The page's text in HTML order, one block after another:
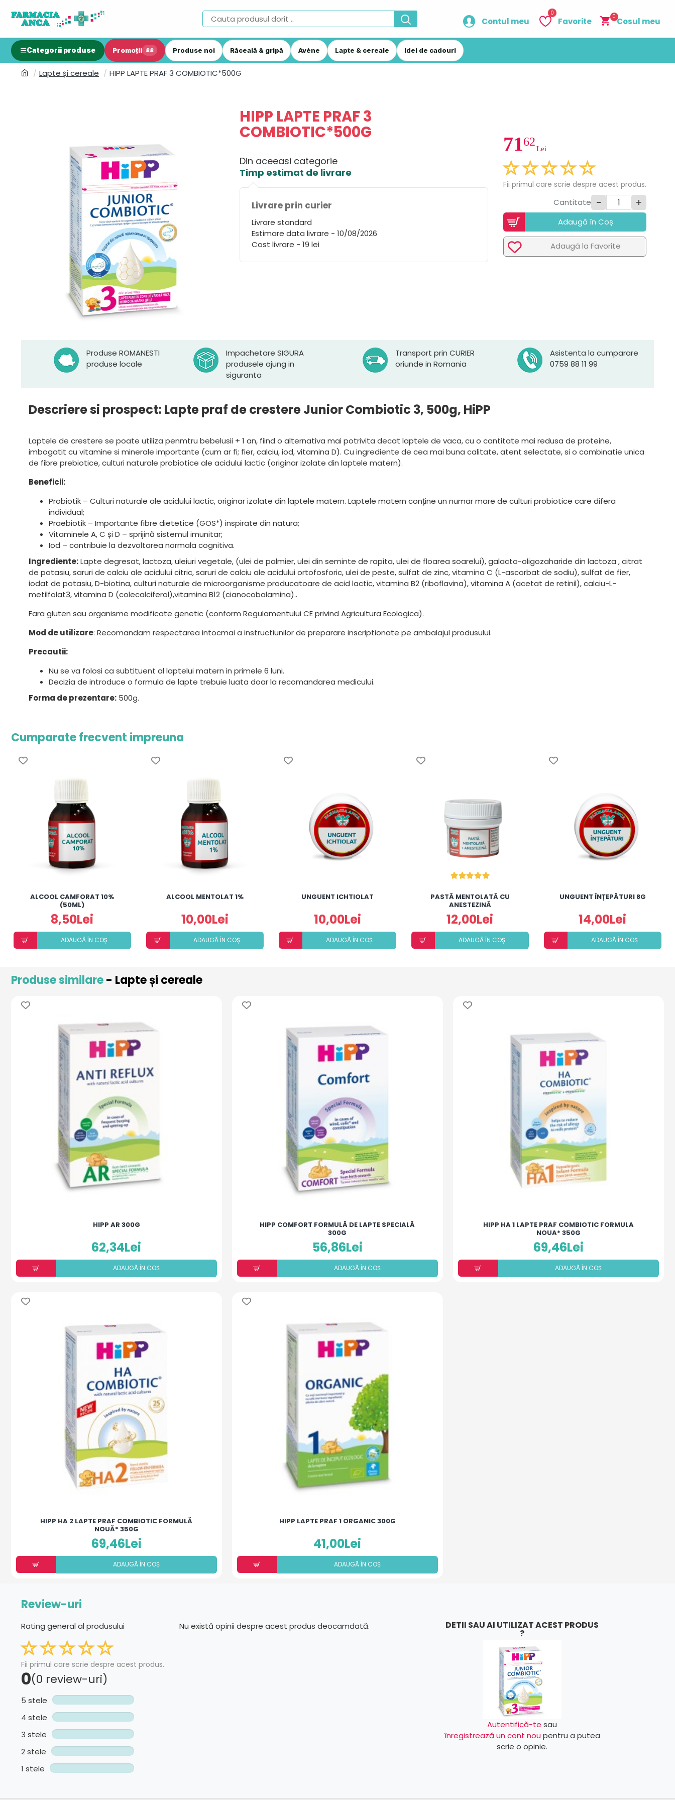
Contul meu Favorite
0
Cosul meu
0
Categorii produse Promoții 88 Produse noi Răceală & gripă Avène Lapte & cereale Idei de cadouri
Lapte și cereale HIPP LAPTE PRAF 3 COMBIOTIC*500G
HIPP LAPTE PRAF 3
COMBIOTIC*500G
Din aceeasi categorie
Timp estimat de livrare
Livrare prin curier
Livrare standard
Estimare data livrare - 10/08/2026
Cost livrare - 19 lei
7162
Lei
Fii primul care scrie despre acest produs.
Cantitate - +
Adaugã în Coș
Adaugã la Favorite
Produse ROMANESTI
produse locale
Impachetare SIGURA
produsele ajung in
siguranta
Transport prin CURIER
oriunde in Romania
Asistenta la cumparare
0759 88 11 99
Descriere si prospect: Lapte praf de crestere Junior Combiotic 3, 500g, HiPP
Laptele de crestere se poate utiliza penmtru bebelusii + 1 an, fiind o alternativa mai potrivita decat laptele de vaca, cu o cantitate mai redusa de proteine,
imbogatit cu vitamine si minerale importante (cum ar fi; fier, calciu, iod, vitamina D). Cu ingrediente de cea mai buna calitate, atent selectate, si o combinatie unica
de fibre prebiotice, culturi naturale probiotice ale acidului lactic (originar izolate din laptele matern).
Beneficii:
Probiotik – Culturi naturale ale acidului lactic, originar izolate din laptele matern. Laptele matern conține un numar mare de culturi probiotice care difera
individual;
Praebiotik – Importante fibre dietetice (GOS*) inspirate din natura;
Vitaminele A, C și D – sprijină sistemul imunitar;
Iod – contribuie la dezvoltarea normala cognitiva.
Ingrediente:Lapte degresat, lactoza, uleiuri vegetale, (ulei de palmier, ulei din seminte de rapita, ulei de floarea soarelui), galacto-oligozaharide din lactoza , citrat
de potasiu, saruri de calciu ale acidului citric, saruri de calciu ale acidului ortofosforic, ulei de peste, sulfat de zinc, vitamina C (L-ascorbat de sodiu), sulfat de fier,
iodat de potasiu, D-biotina, culturi naturale de microorganisme producatoare de acid lactic, vitamina B2 (riboflavina), vitamina A (acetat de retinil), calciu-L-
metilfolat3, vitamina D (colecalciferol),vitamina B12 (cianocobalamina)..
Fara gluten sau organisme modificate genetic (conform Regulamentului CE privind Agricultura Ecologica).
Mod de utilizare: Recomandam respectarea intocmai a instructiunilor de preparare inscriptionate pe ambalajul produsului.
Precautii:
Nu se va folosi ca subtituent al laptelui matern in primele 6 luni.
Decizia de introduce o formula de lapte trebuie luata doar la recomandarea medicului.
Forma de prezentare: 500g.
Cumparate frecvent impreuna
ALCOOL CAMFORAT 10%
(50ML)
8,50Lei
ADAUGÃ ÎN COȘ
ALCOOL MENTOLAT 1%
10,00Lei
ADAUGÃ ÎN COȘ
UNGUENT ICHTIOLAT
10,00Lei
ADAUGÃ ÎN COȘ
PASTĂ MENTOLATĂ CU
ANESTEZINĂ
12,00Lei
ADAUGÃ ÎN COȘ
UNGUENT ÎNȚEPĂTURI 8G
14,00Lei
ADAUGÃ ÎN COȘ
Produse similare- Lapte și cereale
HIPP AR 300G
62,34Lei
ADAUGÃ ÎN COȘ
HIPP COMFORT FORMULĂ DE LAPTE SPECIALĂ
300G
56,86Lei
ADAUGÃ ÎN COȘ
HIPP HA 1 LAPTE PRAF COMBIOTIC FORMULA
NOUA* 350G
69,46Lei
ADAUGÃ ÎN COȘ
HIPP HA 2 LAPTE PRAF COMBIOTIC FORMULĂ
NOUĂ* 350G
69,46Lei
ADAUGÃ ÎN COȘ
HIPP LAPTE PRAF 1 ORGANIC 300G
41,00Lei
ADAUGÃ ÎN COȘ
Review-uri
Rating general al produsului
Fii primul care scrie despre acest produs.
0(0 review-uri)
5 stele
4 stele
3 stele
2 stele
1 stele
Nu există opinii despre acest produs deocamdată. DETII SAU AI UTILIZAT ACEST PRODUS
?
Autentifică-te sau
înregistrează un cont nou pentru a putea
scrie o opinie.